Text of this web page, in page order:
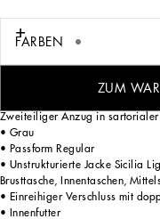
FARBEN
ZUM
lässiger Jeanskleidung und
Prints – Schachbrettmuster,
Cocktail-Sets und Blu-
Jacquardlogo in
einen modernen Touch.
Zweiteiliger Anzug in
• Grau
• Passform Regular
• Unstrukturierte Jacke Sicilia
Brusttasche, Innentaschen,
• Einreihiger Verschluss mit
• Innenfutter